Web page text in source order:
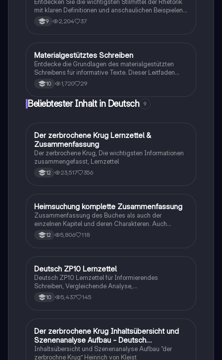
mit klaren Definitionen und anschaulichen Beispielen.
Diese Zusammenstellung umfasst Alliteration,
Anapher, Euphemismus, Ironie und viele weitere
schriftlichen und mündlichen Arbeiten.
9 2,204 37
Deutsch
Materialgestütztes Schreiben
Entdecke die Grundlagen des materialgestützten
Schreibens für informative Texte. Dieser Leitfaden
behandelt die Struktur, wichtige sprachliche Mittel und
praktische Beispiele, um deine Schreibfähigkeiten zu
man Informationen klar und sachlich präsentiert.
10 1,720 29
Beliebtester Inhalt in Deutsch 9
Deutsch
Der zerbrochene Krug Lernzettel &
Zusammenfassung
Der zerbrochene Krug, Die wichtigsten Informationen
zusammengefasst, Lernzettel
12 23,517 356
Deutsch
Heimsuchung komplette Zusammenfassung
Zusammenfassung des Buches als auch der
einzelnen Kapitel und deren Charakteren. Auch
tabellarisch. Im Unterricht ohne KI erstellt
12 5,806 118
Deutsch
Deutsch ZP10 Lernzettel
Deutsch ZP10 Lernzettel für Informierendes
Schreiben, Vergleichende Analyse,
Sachtexte/Roman/Gedicht..
10 5,437 145
Deutsch
Der zerbrochene Krug Inhaltsübersicht und
Szenenanalyse Aufbau - Deutsch
Q1/Q2/Abitur
Inhaltsübersicht und Szenenanalyse Aufbau “der
zerbrochne Krug” Heinrich von Kleist